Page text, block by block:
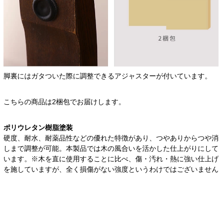
脚裏にはガタついた際に調整できるアジャスターが付いています。
こちらの商品は2梱包でお届けします。
ポリウレタン樹脂塗装
硬度、耐水、耐薬品性などの優れた特徴があり、つやありからつや消
しまで調整が可能。本製品では木の風合いを活かした仕上がりにして
います。※木を直に使用することに比べ、傷・汚れ・熱に強い仕上げ
を施していますが、全く損傷がない強度というわけではございません